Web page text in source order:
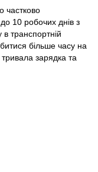
частково
10 робочих днів з
транспортній
більше часу на
зарядка та